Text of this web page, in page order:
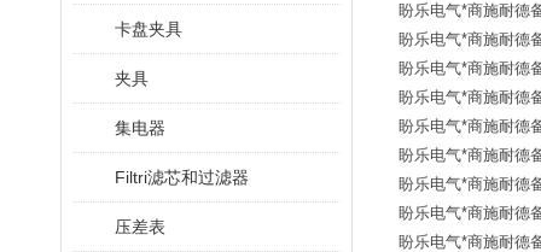
卡盘夹具
夹具
集电器
Filtri滤芯和过滤器
压差表
盼乐电气*商施耐德
盼乐电气*商施耐德
盼乐电气*商施耐德
盼乐电气*商施耐德
盼乐电气*商施耐德
盼乐电气*商施耐德
盼乐电气*商施耐德
盼乐电气*商施耐德
盼乐电气*商施耐德